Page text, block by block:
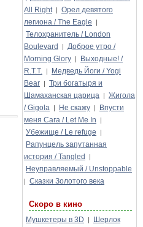
All Right | Орел девятого
легиона / The Eagle
|
Телохранитель / London
Boulevard
| Доброе утро /
Morning Glory |
Выходные! /
R.T.T. |
Медведь Йоги / Yogi
Bear | Три богатыря и
Шамаханская царица | Жигола
/ Gigola | Не скажу |
Впусти
меня Сага / Let Me In
|
Убежище / Le refuge |
Рапунцель запутанная
история / Tangled
|
Неуправляемый / Unstoppable
| Сказки Золотого века
Скоро в кино
Мушкетеры в 3D |
Шерлок